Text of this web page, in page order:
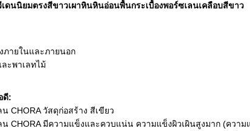
ดนนิยมตรงสีขาวเผาหินหินอ่อนพื้นกระเบื้องพอร์ซเลนเคลือบสีขาว
ภายในและภายนอก
ะพาเลทไม้
ดี:
น CHORA วัสดุก่อสร้าง สีเขียว
น CHORA มีความแข็งและควบแน่น ความแข็งผิวเผินสูงมาก (คว